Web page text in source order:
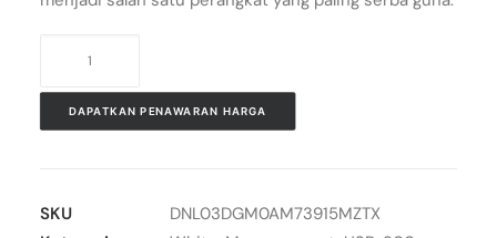
Digital
USB
Dino-
DAPATKAN PENAWARAN HARGA
SKU
DNL03DGM0AM73915MZTX